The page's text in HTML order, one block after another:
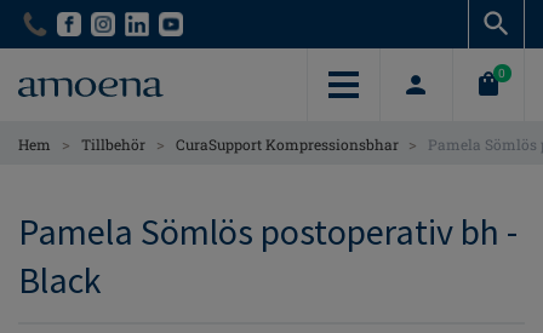
Skip
content
Skip
content
0
Hem > Tillbehör > CuraSupport Kompressionsbhar > Pamela
Pamela Sömlös postoperativ bh -
Black